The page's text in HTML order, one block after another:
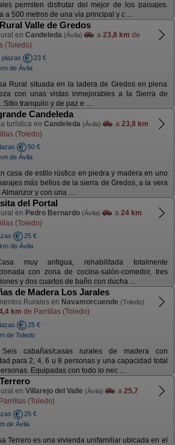
permiten disfrutar del mejor de los paisajes.
a 500 metros de una vía principal y c ...
Valle de Gredos
en Candeleda (Ávila) a 23,8 km de
(Toledo)
plazas
23 €
de Ávila
Rural situada en la ladera de Gredos en plena
con unas vistas inmejorables a la Sierra de
Sitio tranquilo y de paz e ...
Candeleda
turística en Candeleda (Ávila) a 23,8 km
(Toledo)
50 €
de Ávila
casa de estilo rústico en piedra y madera en uno
más bellos de la sierra de Gredos, a la vera
Almanzor y con una ...
del Portal
en Pedro Bernardo (Ávila) a 24 km
(Toledo)
25 €
de Ávila
muy antigua, rehabilitada totalmente
con zona de cocina-salón-comedor, tres
y dos cuartos de baño con ducha ...
de Madera Los Jarales
Rurales en Navamorcuende (Toledo)
km de Parrillas (Toledo)
25 €
de Toledo
Seis cabañas/casas rurales de madera con
para 2, 4, 6 u 8 personas y una capacidad total
Equipadas con todo lo nec ...
en Villarejo del Valle (Ávila) a 25,7
(Toledo)
25 €
de Ávila
Terrero es una vivienda unifamiliar ubicada en el